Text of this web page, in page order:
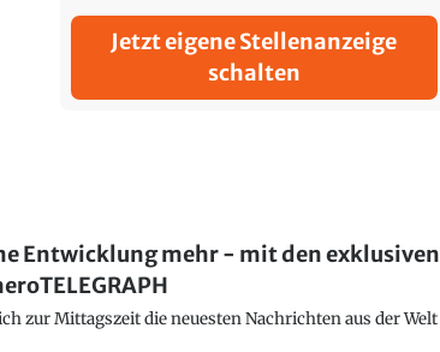
Jetzt eigene Stellenanzeige
schalten
Entwicklung mehr - mit den exklusiven
zur Mittagszeit die neuesten Nachrichten aus der Welt